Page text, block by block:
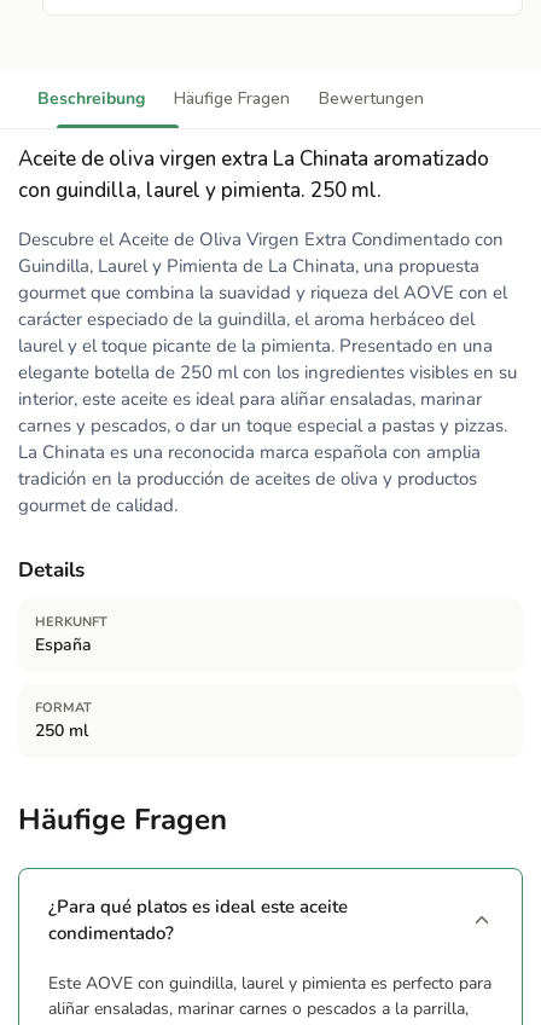
Beschreibung Häufige Fragen Bewertungen
Aceite de oliva virgen extra La Chinata aromatizado
con guindilla, laurel y pimienta. 250 ml.
Descubre el Aceite de Oliva Virgen Extra Condimentado con
Guindilla, Laurel y Pimienta de La Chinata, una propuesta
gourmet que combina la suavidad y riqueza del AOVE con el
carácter especiado de la guindilla, el aroma herbáceo del
laurel y el toque picante de la pimienta. Presentado en una
elegante botella de 250 ml con los ingredientes visibles en su
interior, este aceite es ideal para aliñar ensaladas, marinar
carnes y pescados, o dar un toque especial a pastas y pizzas.
La Chinata es una reconocida marca española con amplia
tradición en la producción de aceites de oliva y productos
gourmet de calidad.
Details
HERKUNFT
España
FORMAT
250 ml
Häufige Fragen
¿Para qué platos es ideal este aceite
condimentado?
Este AOVE con guindilla, laurel y pimienta es perfecto para
aliñar ensaladas, marinar carnes o pescados a la parrilla,